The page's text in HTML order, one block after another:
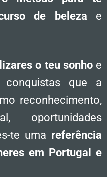
de beleza e
o teu sonhoe
conquistas que a
reconhecimento,
oportunidades
te uma referência
em Portugal e